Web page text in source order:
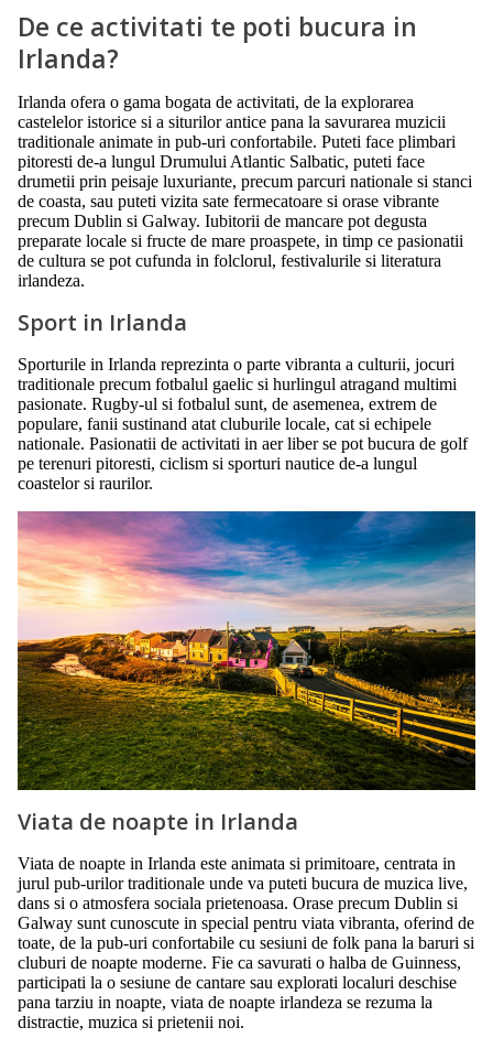
De ce activitati te poti bucura in
Irlanda?
Irlanda ofera o gama bogata de activitati, de la explorarea
castelelor istorice si a siturilor antice pana la savurarea muzicii
traditionale animate in pub-uri confortabile. Puteti face plimbari
pitoresti de-a lungul Drumului Atlantic Salbatic, puteti face
drumetii prin peisaje luxuriante, precum parcuri nationale si stanci
de coasta, sau puteti vizita sate fermecatoare si orase vibrante
precum Dublin si Galway. Iubitorii de mancare pot degusta
preparate locale si fructe de mare proaspete, in timp ce pasionatii
de cultura se pot cufunda in folclorul, festivalurile si literatura
irlandeza.
Sport in Irlanda
Sporturile in Irlanda reprezinta o parte vibranta a culturii, jocuri
traditionale precum fotbalul gaelic si hurlingul atragand multimi
pasionate. Rugby-ul si fotbalul sunt, de asemenea, extrem de
populare, fanii sustinand atat cluburile locale, cat si echipele
nationale. Pasionatii de activitati in aer liber se pot bucura de golf
pe terenuri pitoresti, ciclism si sporturi nautice de-a lungul
coastelor si raurilor.
Viata de noapte in Irlanda
Viata de noapte in Irlanda este animata si primitoare, centrata in
jurul pub-urilor traditionale unde va puteti bucura de muzica live,
dans si o atmosfera sociala prietenoasa. Orase precum Dublin si
Galway sunt cunoscute in special pentru viata vibranta, oferind de
toate, de la pub-uri confortabile cu sesiuni de folk pana la baruri si
cluburi de noapte moderne. Fie ca savurati o halba de Guinness,
participati la o sesiune de cantare sau explorati localuri deschise
pana tarziu in noapte, viata de noapte irlandeza se rezuma la
distractie, muzica si prietenii noi.